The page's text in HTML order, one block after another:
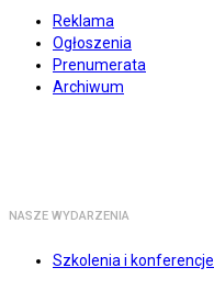
Reklama
Ogłoszenia
Prenumerata
Archiwum
NASZE WYDARZENIA
Szkolenia i konferencje